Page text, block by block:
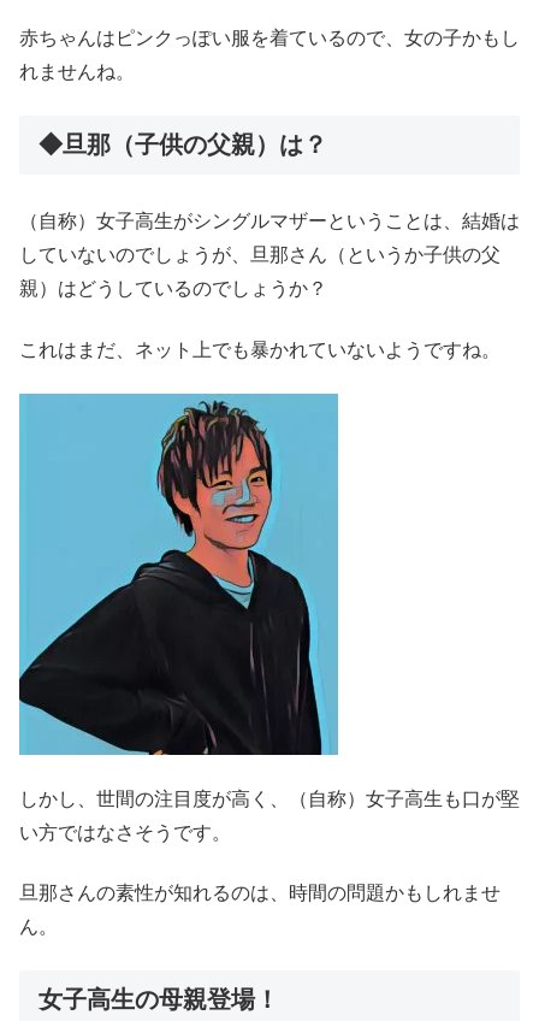
赤ちゃんはピンクっぽい服を着ているので、女の子かもし
れませんね。
◆旦那（子供の父親）は？
（自称）女子高生がシングルマザーということは、結婚は
していないのでしょうが、旦那さん（というか子供の父
親）はどうしているのでしょうか？
これはまだ、ネット上でも暴かれていないようですね。
しかし、世間の注目度が高く、（自称）女子高生も口が堅
い方ではなさそうです。
旦那さんの素性が知れるのは、時間の問題かもしれませ
ん。
女子高生の母親登場！